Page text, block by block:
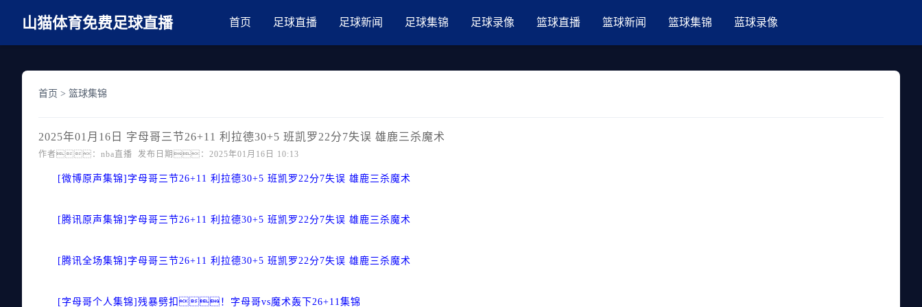
山猫体育免费足球直播 首页 足球直播 足球新闻 足球集锦 足球录像 篮球直播 篮球新闻 篮球集锦 蓝球录像
首页 > 篮球集锦
2025年01月16日 字母哥三节26+11 利拉德30+5 班凯罗22分7失误 雄鹿三杀魔术
作者：nba直播 发布日期：2025年01月16日 10:13
[微博原声集锦]字母哥三节26+11 利拉德30+5 班凯罗22分7失误 雄鹿三杀魔术
[腾讯原声集锦]字母哥三节26+11 利拉德30+5 班凯罗22分7失误 雄鹿三杀魔术
[腾讯全场集锦]字母哥三节26+11 利拉德30+5 班凯罗22分7失误 雄鹿三杀魔术
[字母哥个人集锦]残暴劈扣！字母哥vs魔术轰下26+11集锦